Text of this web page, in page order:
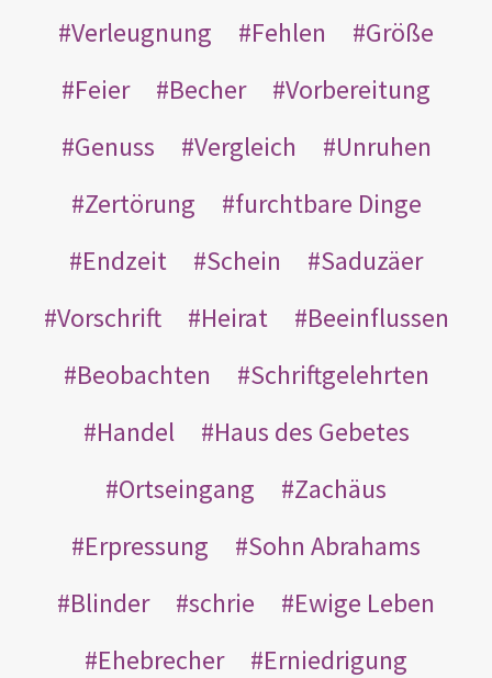
Verleugnung Fehlen
Größe
Feier
Becher
Vorbereitung
Genuss
Vergleich
Unruhen
Zertörung
furchtbare Dinge
Endzeit
Schein
Saduzäer
Vorschrift
Heirat
Beeinflussen
Beobachten
Schriftgelehrten
Handel
Haus des Gebetes
Ortseingang
Zachäus
Erpressung
Sohn Abrahams
Blinder
schrie
Ewige Leben
Ehebrecher
Erniedrigung